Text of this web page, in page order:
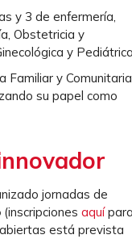
y 3 de enfermería,
Obstetricia y
y
Familiar y Comunitaria
su papel como
jornadas de
(inscripciones aquípara
está prevista